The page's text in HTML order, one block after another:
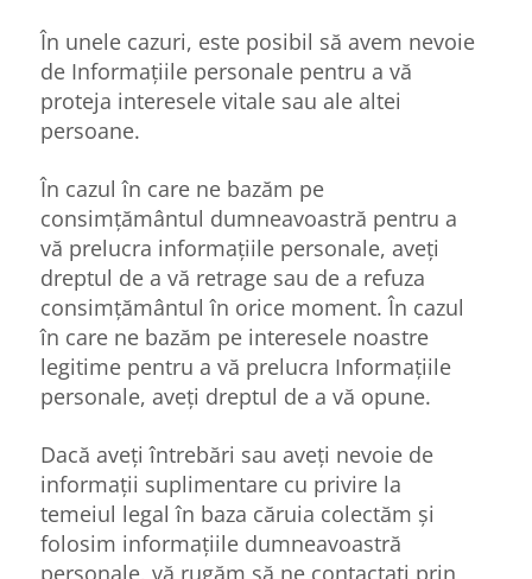
În unele cazuri, este posibil să avem nevoie
de Informațiile personale pentru a vă
proteja interesele vitale sau ale altei
persoane.
În cazul în care ne bazăm pe
consimțământul dumneavoastră pentru a
vă prelucra informațiile personale, aveți
dreptul de a vă retrage sau de a refuza
consimțământul în orice moment. În cazul
în care ne bazăm pe interesele noastre
legitime pentru a vă prelucra Informațiile
personale, aveți dreptul de a vă opune.
Dacă aveți întrebări sau aveți nevoie de
informații suplimentare cu privire la
temeiul legal în baza căruia colectăm și
folosim informațiile dumneavoastră
personale, vă rugăm să ne contactați prin